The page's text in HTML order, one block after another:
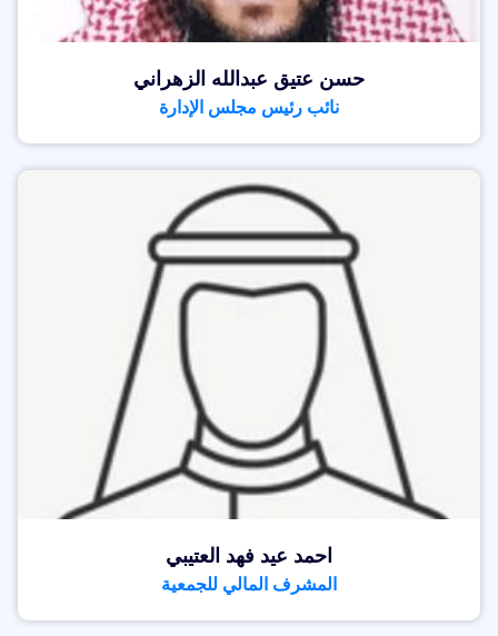
حسن عتيق عبدالله الزهراني
نائب رئيس مجلس الإدارة
احمد عيد فهد العتيبي
المشرف المالي للجمعية